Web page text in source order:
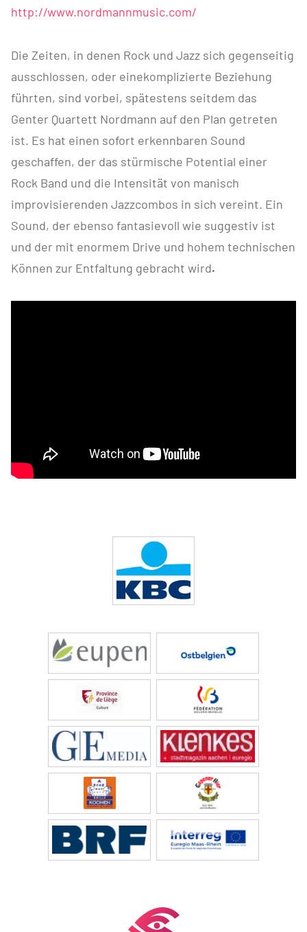
http://www.nordmannmusic.com/
Die Zeiten, in denen Rock und Jazz sich gegenseitig
ausschlossen, oder einekomplizierte Beziehung
führten, sind vorbei, spätestens seitdem das
Genter Quartett Nordmann auf den Plan getreten
ist. Es hat einen sofort erkennbaren Sound
geschaffen, der das stürmische Potential einer
Rock Band und die Intensität von manisch
improvisierenden Jazzcombos in sich vereint. Ein
Sound, der ebenso fantasievoll wie suggestiv ist
und der mit enormem Drive und hohem technischen
Können zur Entfaltung gebracht wird.